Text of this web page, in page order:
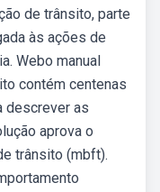
de trânsito, parte
às ações de
Webo manual
contém centenas
descrever as
aprova o
trânsito (mbft).